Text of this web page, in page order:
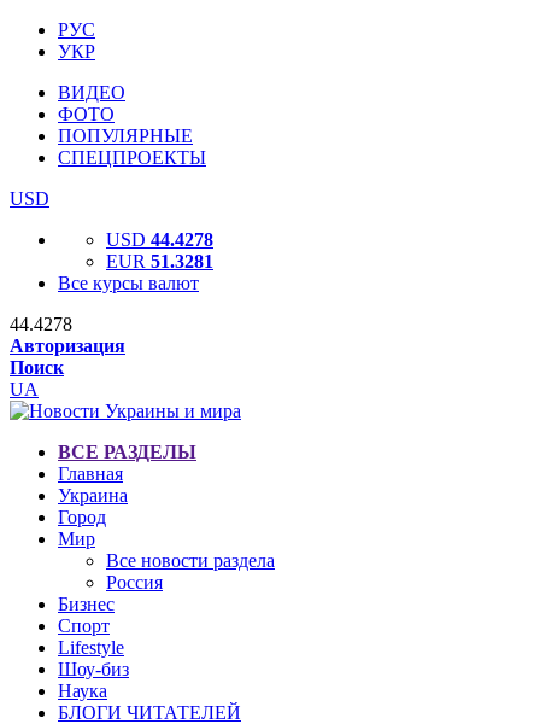
РУС
УКР
ВИДЕО
ФОТО
ПОПУЛЯРНЫЕ
СПЕЦПРОЕКТЫ
USD
USD 44.4278
EUR 51.3281
Все курсы валют
44.4278
Авторизация
Поиск
UA
ВСЕ РАЗДЕЛЫ
Главная
Украина
Город
Мир
Все новости раздела
Россия
Бизнес
Спорт
Lifestyle
Шоу-биз
Наука
БЛОГИ ЧИТАТЕЛЕЙ